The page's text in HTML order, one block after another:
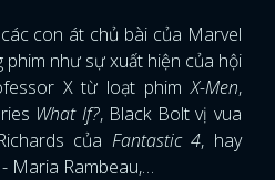
con át chủ bài của Marvel
như sự xuất hiện của hội
X từ loạt phimX-Men,
What If?, Black Bolt vị vua
của Fantastic 4, hay
Maria Rambeau,…